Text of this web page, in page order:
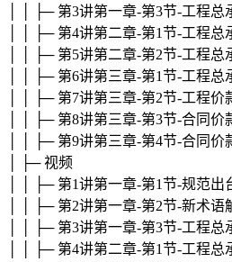
│ │ ├─ 第3讲第一章-第3节-工程总
│ │ ├─ 第4讲第二章-第1节-工程总
│ │ ├─ 第5讲第二章-第2节-工程总
│ │ ├─ 第6讲第三章-第1节-工程总
│ │ ├─ 第7讲第三章-第2节-工程价
│ │ ├─ 第8讲第三章-第3节-合同价
│ │ ├─ 第9讲第三章-第4节-合同价
│ ├─ 视频
│ │ ├─ 第1讲第一章-第1节-规范出
│ │ ├─ 第2讲第一章-第2节-新术语
│ │ ├─ 第3讲第一章-第3节-工程总
│ │ ├─ 第4讲第二章-第1节-工程总